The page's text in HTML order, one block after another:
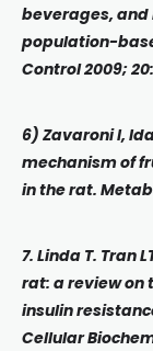
beverages, and
population-
Control 2009;
6) Zavaroni I,
mechanism of
in the rat.
7. Linda T. Tran
rat: a review on
insulin
Cellular